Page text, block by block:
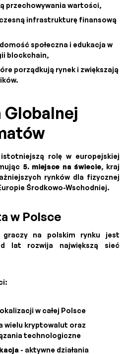
przechowywania wartości,
infrastrukturę finansową
społeczna i edukacja w
blockchain,
porządkują rynek i zwiększają
Globalnej
rolę w europejskiej
5. miejsce na świecie, kraj
rynków dla fizycznej
Środkowo-Wschodniej.
w Polsce
graczy na polskim rynku jest
lat rozwija największą sieć
w całej Polsce
wielu kryptowalut oraz
technologiczne
- aktywne działania